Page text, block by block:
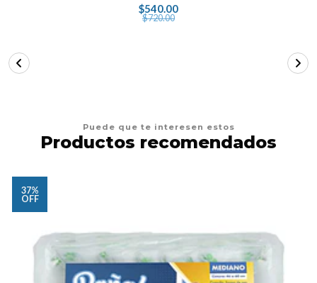
$540.00
$720.00
Puede que te interesen estos
Productos recomendados
37%
OFF